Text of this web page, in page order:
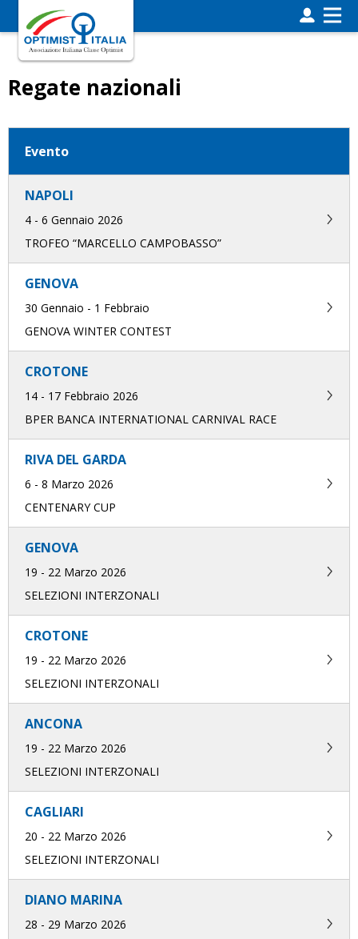
Regate nazionali
Evento
NAPOLI
4 - 6 Gennaio 2026
TROFEO “MARCELLO CAMPOBASSO”
GENOVA
30 Gennaio - 1 Febbraio
GENOVA WINTER CONTEST
CROTONE
14 - 17 Febbraio 2026
BPER BANCA INTERNATIONAL CARNIVAL RACE
RIVA DEL GARDA
6 - 8 Marzo 2026
CENTENARY CUP
GENOVA
19 - 22 Marzo 2026
SELEZIONI INTERZONALI
CROTONE
19 - 22 Marzo 2026
SELEZIONI INTERZONALI
ANCONA
19 - 22 Marzo 2026
SELEZIONI INTERZONALI
CAGLIARI
20 - 22 Marzo 2026
SELEZIONI INTERZONALI
DIANO MARINA
28 - 29 Marzo 2026